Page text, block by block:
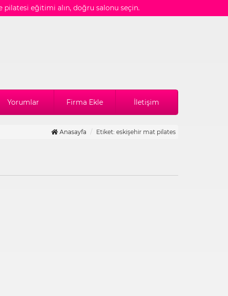
eğitimi alın, doğru salonu seçin.
Yorumlar Firma Ekle İletişim
Anasayfa Etiket: eskişehir mat pilates